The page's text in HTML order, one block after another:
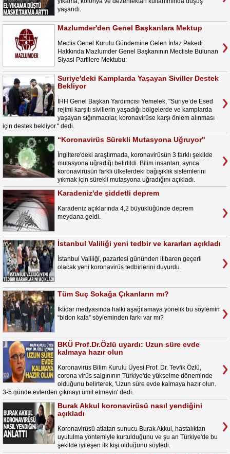
yaşandı.
Mazlumder'den Genel Başkanlara Mektup
Meclis Genel Kurulu Gündemine Gelen İnfaz Pakedi
Hakkında Mazlumder Genel Başkanının Mecliste Bulunan
Siyasi Partilere Mektubu:
Suriye'deki Kamplarda Yaşayan Siviller Destek
Bekliyor
İHH Genel Başkan Yardımcısı Yemelek, "Suriye’de Esed
rejimi karşıtı sivillerin yaşadığı bölgelerde ve kamplarda
yaşayan sığınmacılar, koronavirüse karşı önlem alınması
için destek bekliyor." dedi.
“Koronavirüs Sürekli Mutasyona Uğruyor"
İngiltere'deki araştırmada, koronavirüsün 3 farklı şekilde
mutasyona uğradığı belirtildi. Bilim insanları, ayrıca
koronavirüsün farklı ülkelerdeki bağışıklık sistemlerini
yıkmak için sürekli mutasyona uğradığını açıkladı.
Karadeniz'de şiddetli deprem
Karadeniz açıklarında 4,2 büyüklüğünde deprem
meydana geldi.
İstanbul Valiliği yeni tedbir ve kararları açıkladı
İstanbul Valiliği, pazartesi gününden itibaren geçerli
olacak yeni koronavirüs tedbirlerini duyurdu.
Tüm Suç Sokağa Çıkanların mı?
İktidar medyasında halkı aşağılamaya yönelik bu söylemin
“bidon kafa” söyleminden farkı var mı?
BKÜ Prof.Dr.Özlü uyardı: Uzun süre evde
kalmaya hazır olun
Koronavirüs Bilim Kurulu Üyesi Prof. Dr. Tevfik Özlü,
corona virüs salgınının Türkiye'de yükselme döneminde
olduğunu belirterek, 'Uzun süre evde kalmaya hazır olun.
3-5 günde evlerden çıkmayı ümit etmeyin' dedi.
Burak Akkul koronavirüsü nasıl yendiğini
açıkladı
Koronavirüsü atlatan sunucu Burak Akkul, hastalıktan
uyutulma yöntemiyle kurtulduğunu ve şu an Türkiye'de bu
şekilde iyileşen ilk kişi olduğunu söyledi.